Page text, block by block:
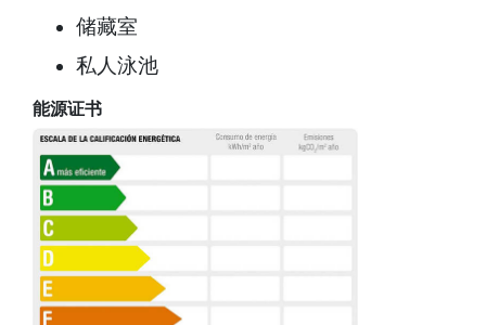
储藏室
私人泳池
能源证书